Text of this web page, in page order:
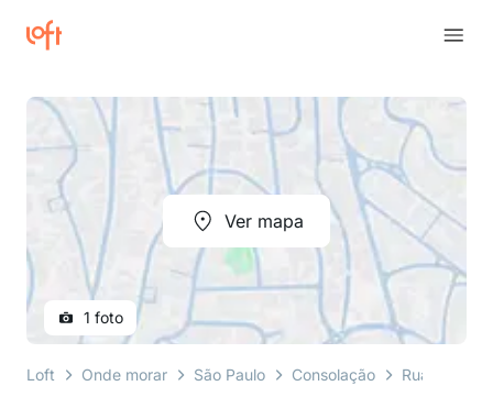
Ver mapa
1 foto
Loft Onde morar São Paulo Consolação Rua Frei